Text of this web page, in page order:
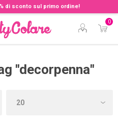
di sconto sul primo ordine!
0
"decorpenna"